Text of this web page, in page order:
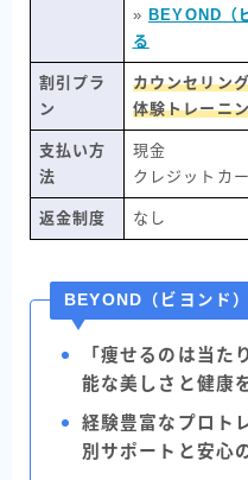
» BEYOND（
る
割引プラ
ン
カウンセリン
体験トレーニ
支払い方
法
現金
クレジットカ
返金制度 なし
BEYOND（ビヨンド
「痩せるのは当た
能な美しさと健康
経験豊富なプロト
別サポートと安心